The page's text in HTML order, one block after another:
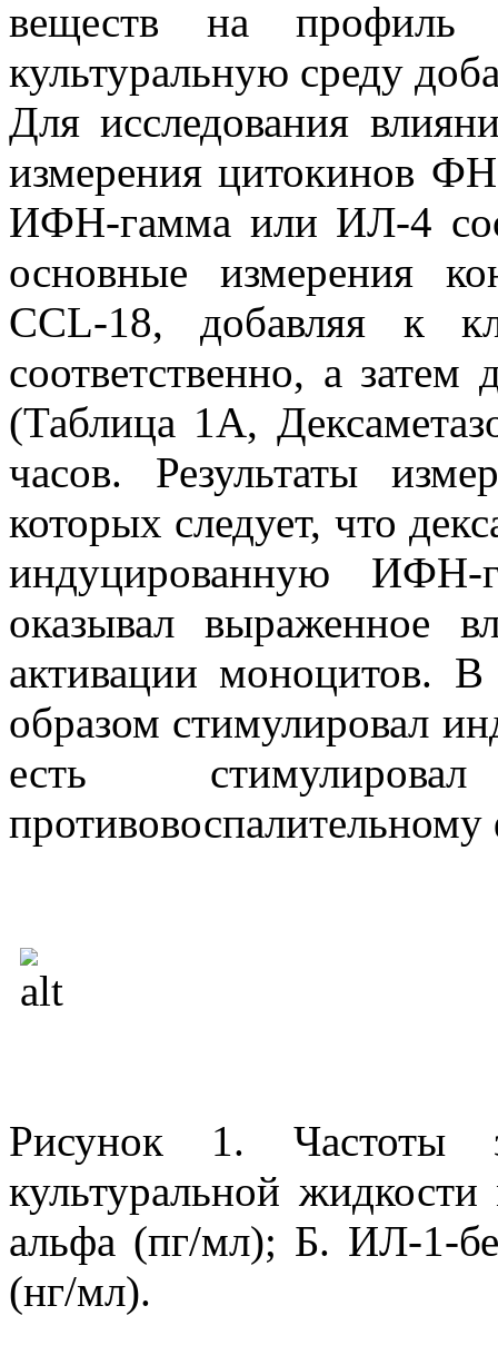
веществ на профиль
культуральную среду
Для исследования
измерения цитокинов
ИФН-гамма или ИЛ-4
основные измерения
CCL-18, добавляя к
соответственно, а
(Таблица 1А,
часов. Результаты
которых следует, что
индуцированную
оказывал выраженное
активации моноцитов.
образом стимулировал
есть
противовоспалительному
Рисунок 1. Частоты
культуральной
альфа (пг/мл); Б. ИЛ-1-
(нг/мл).